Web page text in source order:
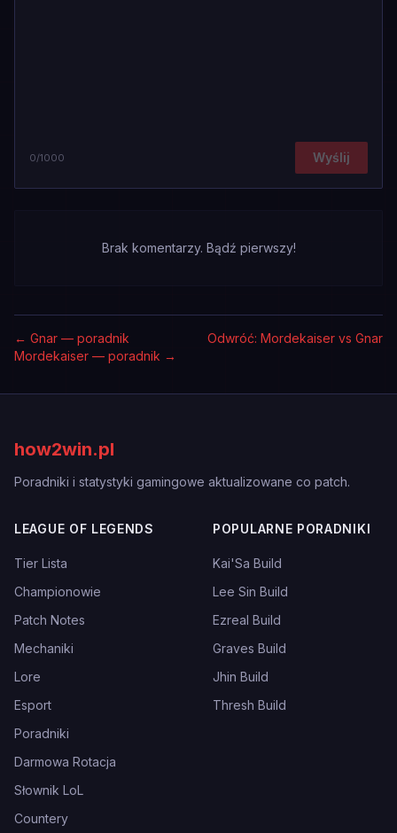
0/1000 Wyślij
Brak komentarzy. Bądź pierwszy!
← Gnar — poradnik
Odwróć: Mordekaiser vs Gnar
Mordekaiser — poradnik →
how2win.pl
Poradniki i statystyki gamingowe aktualizowane co patch.
LEAGUE OF LEGENDS
Tier Lista
Championowie
Patch Notes
Mechaniki
Lore
Esport
Poradniki
Darmowa Rotacja
Słownik LoL
Countery
POPULARNE PORADNIKI
Kai'Sa Build
Lee Sin Build
Ezreal Build
Graves Build
Jhin Build
Thresh Build